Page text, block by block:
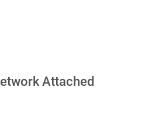
Attached